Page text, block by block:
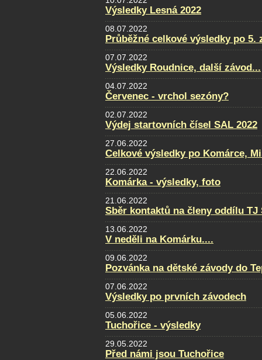
Výsledky Lesná 2022
08.07.2022
Průběžné celkové výsledky po 5.
07.07.2022
Výsledky Roudnice, další závod...
04.07.2022
Červenec - vrchol sezóny?
02.07.2022
Výdej startovních čísel SAL 2022
27.06.2022
Celkové výsledky po Komárce,
22.06.2022
Komárka - výsledky, foto
21.06.2022
Sběr kontaktů na členy oddílu TJ
13.06.2022
V neděli na Komárku....
09.06.2022
Pozvánka na dětské závody do
07.06.2022
Výsledky po prvních závodech
05.06.2022
Tuchořice - výsledky
29.05.2022
Před námi jsou Tuchořice